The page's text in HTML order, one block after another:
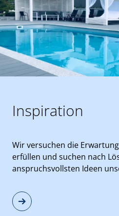
Inspiration
Wir versuchen die
erfüllen und suchen nach
anspruchsvollsten Ideen